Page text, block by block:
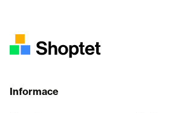
Informace